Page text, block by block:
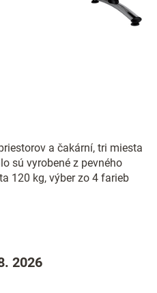
a čakární, tri miesta
sú vyrobené z pevného
120 kg, výber zo 4 farieb
2026